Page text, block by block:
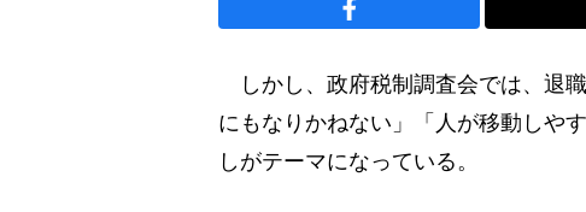
しかし、政府税制調査会では、退
にもなりかねない」「人が移動しや
しがテーマになっている。